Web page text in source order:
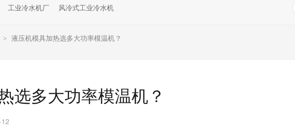
工业冷水机厂 风冷式工业冷水机
> 液压机模具加热选多大功率模温机？
选多大功率模温机？